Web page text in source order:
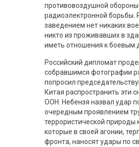
противовоздушной обороны
радиоэлектронной борьбы.
заведением нет никаких
никто из проживавших в
иметь отношения к боевым
Российский дипломат
собравшимся фотографии
попросил
Китая распространить эти
ООН. Небензя назвал удар
очередным проявлением
террористической природы
которые в своей агонии,
фронта, наносят удары по